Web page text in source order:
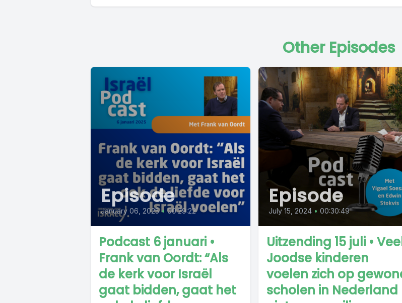
Other Episodes
Episode
January 06, 2025 • 00:29:22
Podcast 6 januari •
Frank van Oordt: “Als
de kerk voor Israël
gaat bidden, gaat het
Episode
July 15, 2024 • 00:30:49
Uitzending 15 juli •
Joodse kinderen
voelen zich op
scholen in Nederland